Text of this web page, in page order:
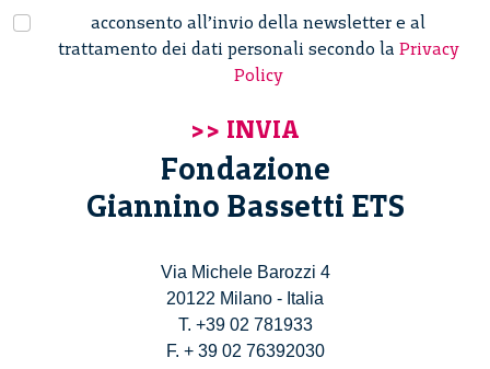
acconsento all’invio della newsletter e al
trattamento dei dati personali secondo la Privacy
Policy
Fondazione
Giannino Bassetti ETS
Via Michele Barozzi 4
20122 Milano - Italia
T. +39 02 781933
F. + 39 02 76392030